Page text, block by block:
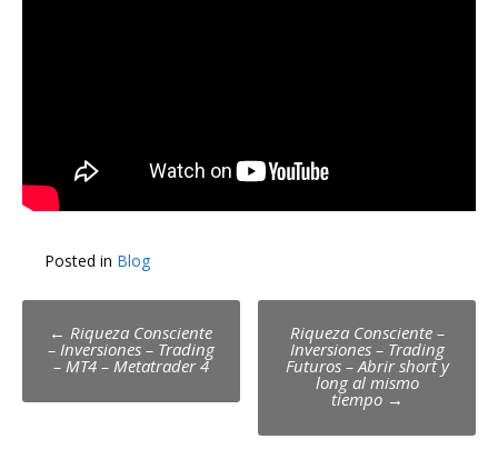
Posted in Blog
Post
navigation
← Riqueza Consciente
– Inversiones – Trading
– MT4 – Metatrader 4
Riqueza Consciente –
Inversiones – Trading
Futuros – Abrir short y
long al mismo
tiempo →